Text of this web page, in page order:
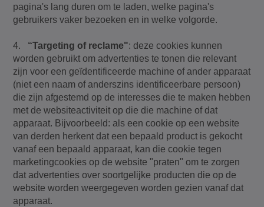
pagina's lang duren om te laden, welke pagina's
gebruikers vaker bezoeken en in welke volgorde.
4. “Targeting of reclame": deze cookies kunnen
worden gebruikt om advertenties te tonen die relevant
zijn voor een geïdentificeerde machine of ander apparaat
(niet een naam of anderszins identificeerbare persoon)
die zijn afgestemd op de interesses die te maken hebben
met de websiteactiviteit op die die machine of dat
apparaat. Bijvoorbeeld: als een cookie op een website
van derden herkent dat een bepaald product is gekocht
vanaf een bepaald apparaat, kan die cookie tegen
marketingcookies op de website "praten" om te zorgen
dat advertenties over soortgelijke producten die op de
website worden weergegeven worden gezien vanaf dat
apparaat.